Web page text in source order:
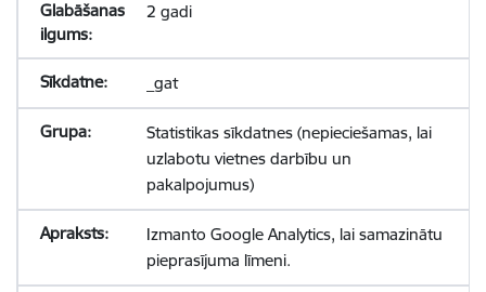
2 gadi
_gat
Statistikas sīkdatnes (nepieciešamas, lai
uzlabotu vietnes darbību un
pakalpojumus)
Izmanto Google Analytics, lai samazinātu
pieprasījuma līmeni.